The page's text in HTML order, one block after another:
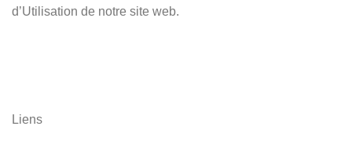
d’Utilisation de notre site web.
Liens